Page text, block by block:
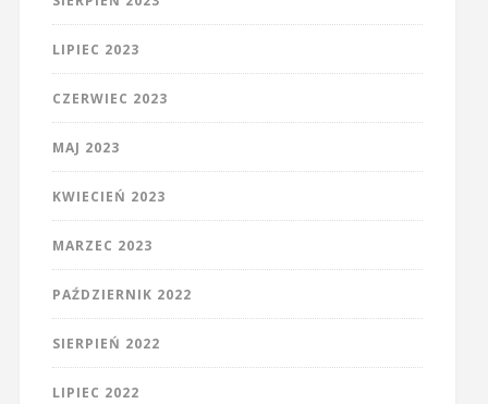
LIPIEC 2023
CZERWIEC 2023
MAJ 2023
KWIECIEŃ 2023
MARZEC 2023
PAŹDZIERNIK 2022
SIERPIEŃ 2022
LIPIEC 2022